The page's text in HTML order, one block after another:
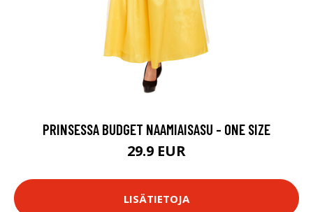
PRINSESSA BUDGET NAAMIAISASU - ONE SIZE
29.9 EUR
LISÄTIETOJA